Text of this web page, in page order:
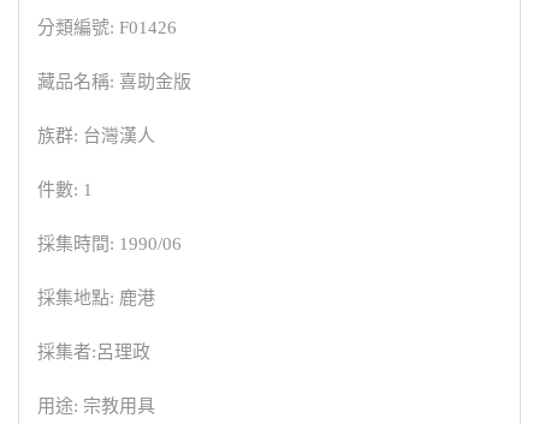
分類編號: F01426
藏品名稱: 喜助金版
族群: 台灣漢人
件數: 1
採集時間: 1990/06
採集地點: 鹿港
採集者:呂理政
用途: 宗教用具